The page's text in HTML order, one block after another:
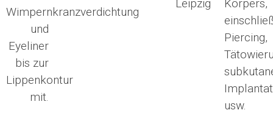
Wimpernkranzverdichtung
und
Eyeliner
bis zur
Lippenkontur
mit.
Körpers,
Piercing,
usw.